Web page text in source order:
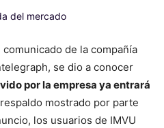
de la compañía
se dio a conocer
por la empresa ya entrará
mostrado por parte
los usuarios de IMVU